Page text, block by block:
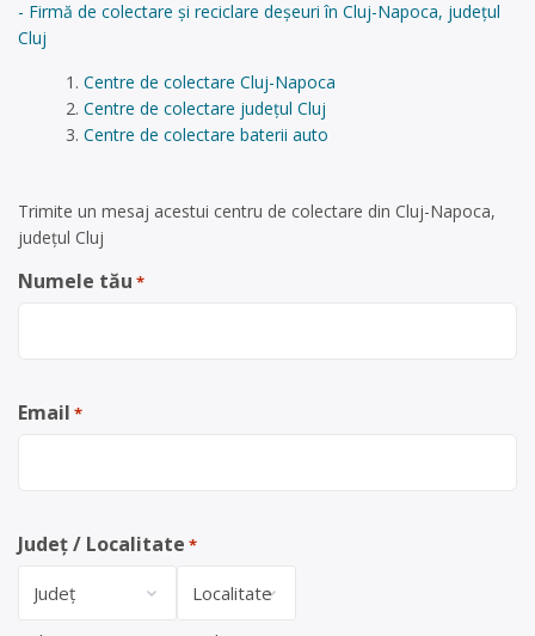
- Firmă de colectare și reciclare deșeuri în Cluj-Napoca, județul
Cluj
Centre de colectare Cluj-Napoca
Centre de colectare județul Cluj
Centre de colectare baterii auto
Trimite un mesaj acestui centru de colectare din Cluj-Napoca,
județul Cluj
Numele tău *
Email *
Județ / Localitate *